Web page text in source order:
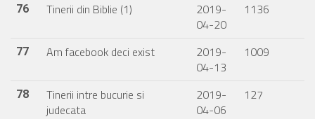
76 Tinerii din Biblie (1)
2019-
04-20
1136
77 Am facebook deci exist
2019-
04-13
1009
78
Tinerii intre bucurie si
judecata
2019-
04-06
127